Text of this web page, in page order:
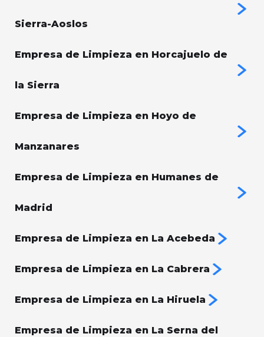
Sierra-Aoslos
Empresa de Limpieza en Horcajuelo de
la Sierra
Empresa de Limpieza en Hoyo de
Manzanares
Empresa de Limpieza en Humanes de
Madrid
Empresa de Limpieza en La Acebeda
Empresa de Limpieza en La Cabrera
Empresa de Limpieza en La Hiruela
Empresa de Limpieza en La Serna del